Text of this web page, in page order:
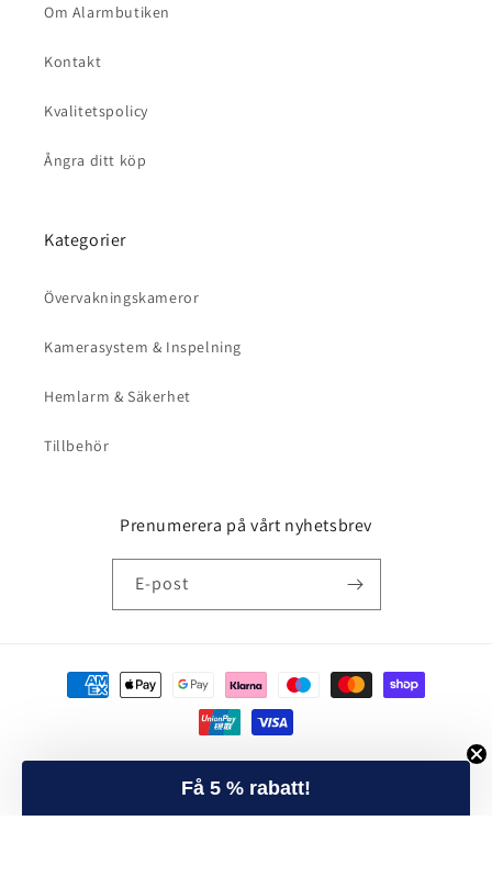
Om Alarmbutiken
Kontakt
Kvalitetspolicy
Ångra ditt köp
Kategorier
Övervakningskameror
Kamerasystem & Inspelning
Hemlarm & Säkerhet
Tillbehör
Prenumerera på vårt nyhetsbrev
E-post
Betalningsmetoder
Få 5 % rabatt!